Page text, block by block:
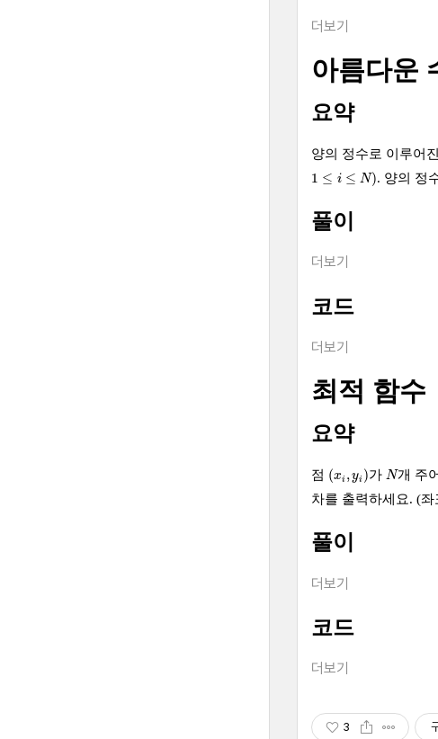
더보기
아름다운
요약
양의 정수로 이루어
1 ≤ i ≤ N)
1 i≤ N . 양의 정
풀이
더보기
코드
더보기
최적 함수
요약
점 (xi ,yi )
( 가N
N개 주
차를 출력하세요. (좌
풀이
더보기
코드
더보기
3